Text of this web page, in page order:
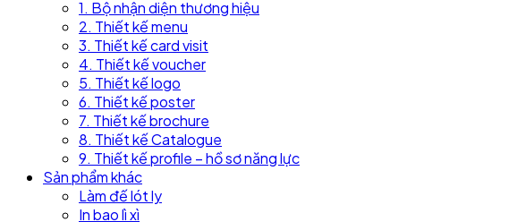
1. Bộ nhận diện thương hiệu
2. Thiết kế menu
3. Thiết kế card visit
4. Thiết kế voucher
5. Thiết kế logo
6. Thiết kế poster
7. Thiết kế brochure
8. Thiết kế Catalogue
9. Thiết kế profile – hồ sơ năng lực
Sản phẩm khác
Làm đế lót ly
In bao lì xì